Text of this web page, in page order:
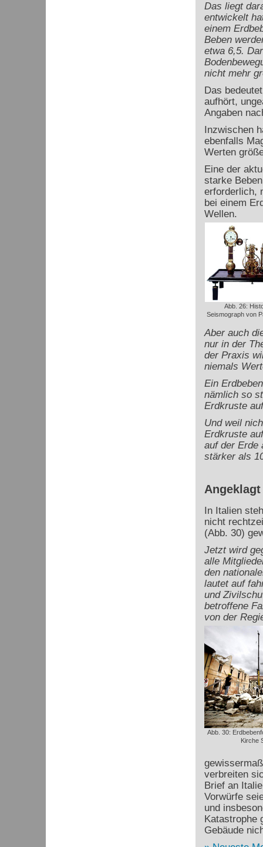
Das liegt
entwickelt
einem
Beben
etwa 6,5.
nicht mehr
Das
aufhört,
Angaben
Inzwischen
ebenfalls
Werten
Eine der
starke
erforderlich,
bei einem
Wellen.
Abb. 26:
Seismograph von
Aber auch
nur in der
der Praxis
niemals
Ein
nämlich so
Erdkruste
Und weil
Erdkruste
auf der Erde
stärker als
In Italien
nicht
(Abb. 30)
Jetzt wird
alle
den
lautet auf
und
betroffene
von der
Abb. 30:
Kirche
verbreiten
Brief an
Vorwürfe
und
Katastrophe
Gebäude